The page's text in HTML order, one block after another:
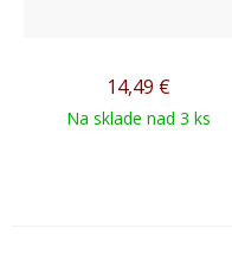
14,49 €
Na sklade nad 3 ks